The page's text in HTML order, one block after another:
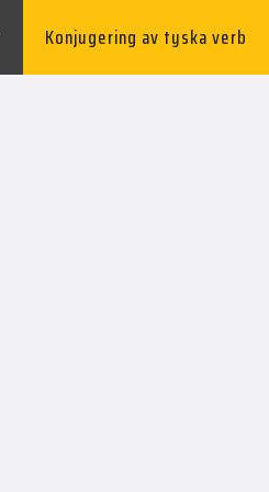
Konjugering av tyska verb